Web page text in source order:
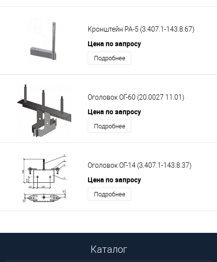
Кронштейн РА-5 (3.407.1-143.8.67)
Цена по запросу
Подробнее
Оголовок ОГ-60 (20.0027 11.01)
Цена по запросу
Подробнее
Оголовок ОГ-14 (3.407.1-143.8.37)
Цена по запросу
Подробнее
Каталог